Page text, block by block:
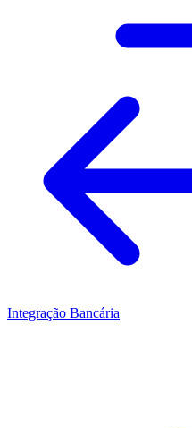
Integração Bancária